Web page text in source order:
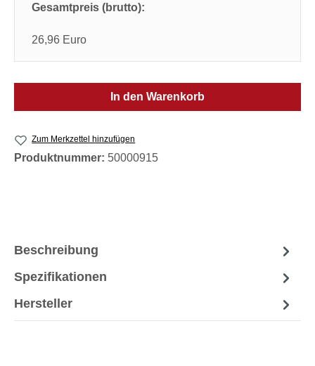
Gesamtpreis (brutto):
26,96 Euro
In den Warenkorb
Zum Merkzettel hinzufügen
Produktnummer: 50000915
Beschreibung
Spezifikationen
Hersteller